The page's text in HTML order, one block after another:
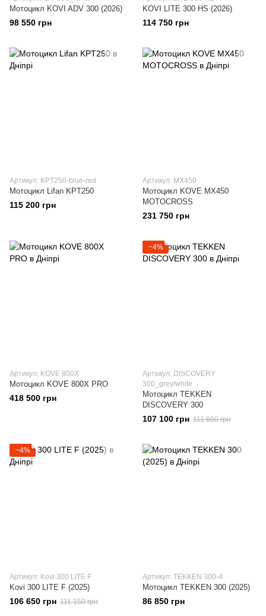
Мотоцикл KOVI ADV 300 (2026)
98 550 грн
KOVI LITE 300 HS (2026)
114 750 грн
Артикул: KPT250-blue-red
Мотоцикл Lifan KPT250
115 200 грн
Артикул: MX450
Мотоцикл KOVE MX450
MOTOCROSS
231 750 грн
Артикул: KOVE 800X
Мотоцикл KOVE 800X PRO
418 500 грн
−4%
Артикул: DISCOVERY
300_grey/white
Мотоцикл TEKKEN
DISCOVERY 300
107 100 грн 111 600 грн
−4%
Артикул: Kovi 300 LITE F
Kovi 300 LITE F (2025)
106 650 грн 111 150 грн
Артикул: TEKKEN 300-4
Мотоцикл TEKKEN 300 (2025)
86 850 грн